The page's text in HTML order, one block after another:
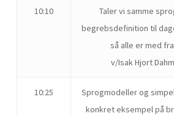
10:10
Taler vi samme
begrebsdefinition til
så alle er med
v/Isak Hjort
10:25
Sprogmodeller og
konkret eksempel på